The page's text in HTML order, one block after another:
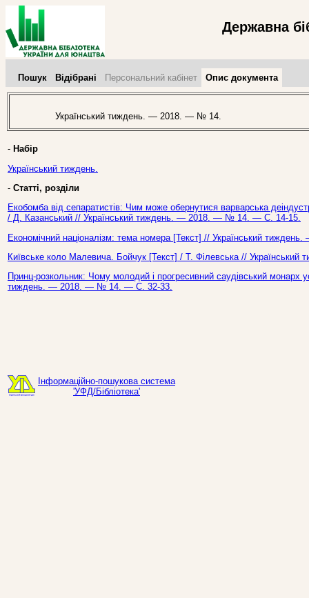
Державна
Пошук Відібрані Персональний кабінет Опис документа
Український тиждень. — 2018. — № 14.
- Набір
Український тиждень.
- Статті, розділи
Екобомба від сепаратистів: Чим може обернутися варварська
/ Д. Казанський // Український тиждень. — 2018. — № 14. — С. 14-15.
Економічний націоналізм: тема номера [Текст] // Український
Київське коло Малевича. Бойчук [Текст] / Т. Філевська //
Принц-розкольник: Чому молодий і прогресивний саудівський монарх
тиждень. — 2018. — № 14. — С. 32-33.
Інформаційно-пошукова система
'УФД/Бібліотека'